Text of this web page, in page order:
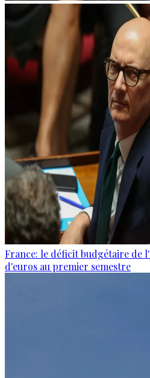
France: le déficit budgétaire de
d'euros au premier semestre